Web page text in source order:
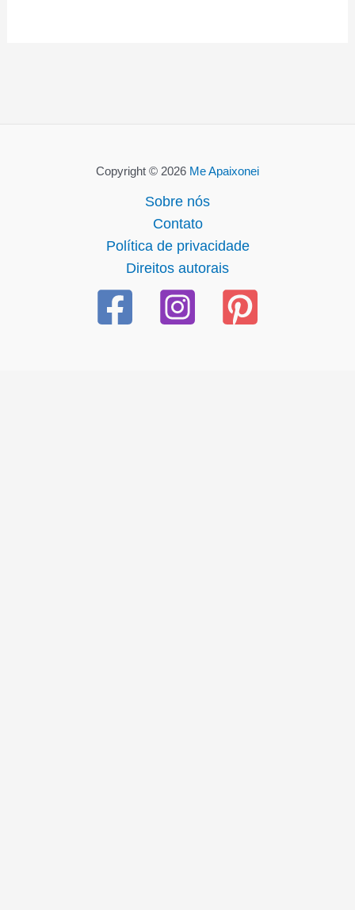
Copyright © 2026 Me Apaixonei
Sobre nós
Contato
Política de privacidade
Direitos autorais